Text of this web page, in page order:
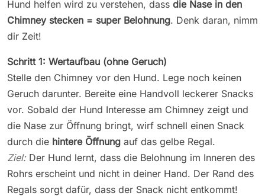
Hund helfen wird zu verstehen, dass die Nase in den
Chimney stecken = super Belohnung. Denk daran, nimm
dir Zeit!
Schritt 1: Wertaufbau (ohne Geruch)
Stelle den Chimney vor den Hund. Lege noch keinen
Geruch darunter. Bereite eine Handvoll leckerer Snacks
vor. Sobald der Hund Interesse am Chimney zeigt und
die Nase zur Öffnung bringt, wirf schnell einen Snack
durch die hintere Öffnung auf das gelbe Regal.
Ziel:Der Hund lernt, dass die Belohnung im Inneren des
Rohrs erscheint und nicht in deiner Hand. Der Rand des
Regals sorgt dafür, dass der Snack nicht entkommt!